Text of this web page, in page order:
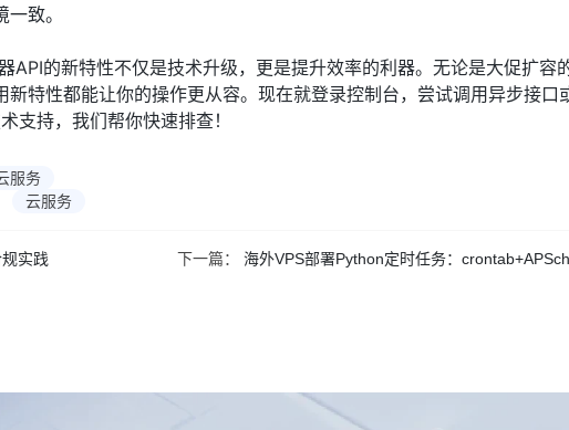
致。
API的新特性不仅是技术升级，更是提升效率的利器。无论是大促扩容
特性都能让你的操作更从容。现在就登录控制台，尝试调用异步接口
支持，我们帮你快速排查！
服务
云服务
实践 下一篇： 海外VPS部署Python定时任务：